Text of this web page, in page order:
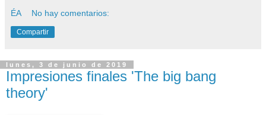
ÉA No hay comentarios:
Compartir
lunes, 3 de junio de 2019
Impresiones finales 'The big bang
theory'